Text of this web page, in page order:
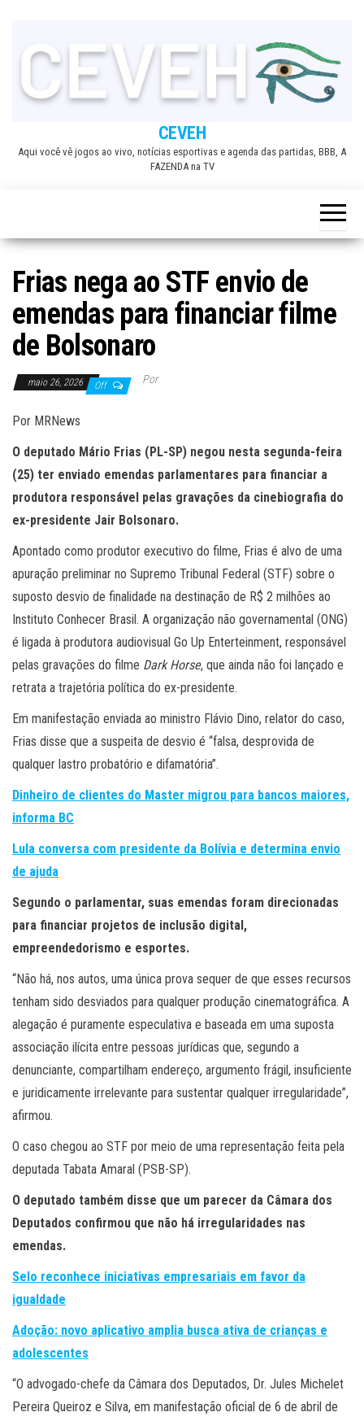
CEVEH
Aqui você vê jogos ao vivo, notícias esportivas e agenda das partidas, BBB, A
FAZENDA na TV
Frias nega ao STF envio de
emendas para financiar filme
de Bolsonaro
maio 26, 2026 Off Por
Por MRNews
O deputado Mário Frias (PL-SP) negou nesta segunda-feira
(25) ter enviado emendas parlamentares para financiar a
produtora responsável pelas gravações da cinebiografia do
ex-presidente Jair Bolsonaro.
Apontado como produtor executivo do filme, Frias é alvo de uma
apuração preliminar no Supremo Tribunal Federal (STF) sobre o
suposto desvio de finalidade na destinação de R$ 2 milhões ao
Instituto Conhecer Brasil. A organização não governamental (ONG)
é ligada à produtora audiovisual Go Up Enterteinment, responsável
pelas gravações do filme Dark Horse, que ainda não foi lançado e
retrata a trajetória política do ex-presidente.
Em manifestação enviada ao ministro Flávio Dino, relator do caso,
Frias disse que a suspeita de desvio é “falsa, desprovida de
qualquer lastro probatório e difamatória”.
Dinheiro de clientes do Master migrou para bancos maiores,
informa BC
Lula conversa com presidente da Bolívia e determina envio
de ajuda
Segundo o parlamentar, suas emendas foram direcionadas
para financiar projetos de inclusão digital,
empreendedorismo e esportes.
“Não há, nos autos, uma única prova sequer de que esses recursos
tenham sido desviados para qualquer produção cinematográfica. A
alegação é puramente especulativa e baseada em uma suposta
associação ilícita entre pessoas jurídicas que, segundo a
denunciante, compartilham endereço, argumento frágil, insuficiente
e juridicamente irrelevante para sustentar qualquer irregularidade”,
afirmou.
O caso chegou ao STF por meio de uma representação feita pela
deputada Tabata Amaral (PSB-SP).
O deputado também disse que um parecer da Câmara dos
Deputados confirmou que não há irregularidades nas
emendas.
Selo reconhece iniciativas empresariais em favor da
igualdade
Adoção: novo aplicativo amplia busca ativa de crianças e
adolescentes
“O advogado-chefe da Câmara dos Deputados, Dr. Jules Michelet
Pereira Queiroz e Silva, em manifestação oficial de 6 de abril de